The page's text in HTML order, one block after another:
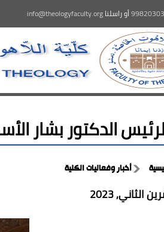
أو راسلناinfo@theologyfaculty.org
الدكتور بشار
أخبار وفعاليات الكلية